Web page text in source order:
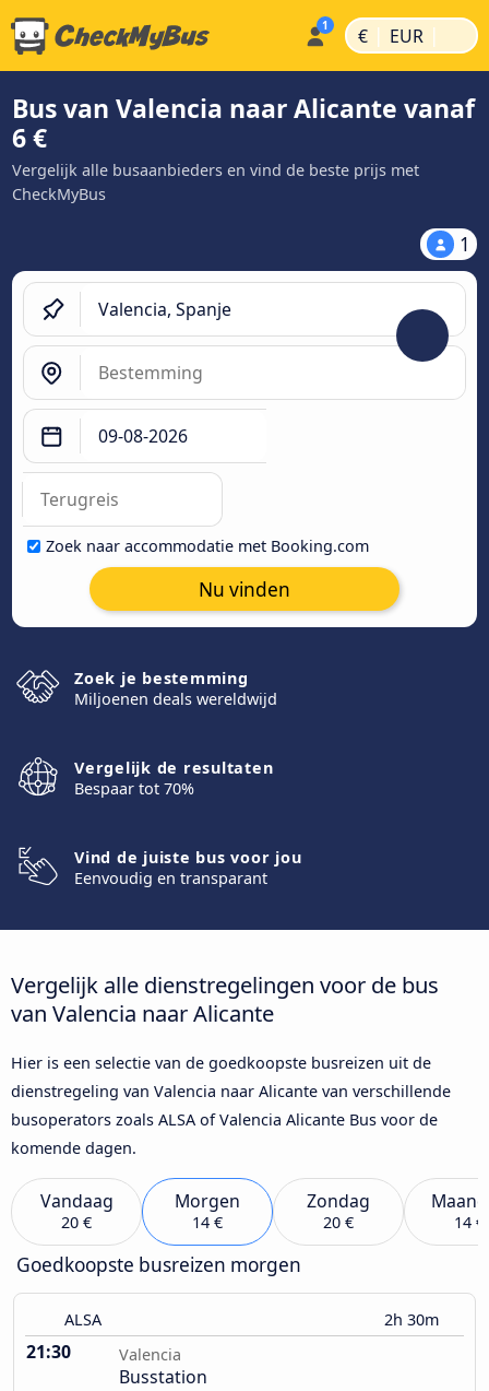
€ | EUR |
Bus van Valencia naar Alicante vanaf
6 €
Vergelijk alle busaanbieders en vind de beste prijs met
CheckMyBus
1
Zoek naar accommodatie met Booking.com
Nu vinden
Zoek je bestemming
Miljoenen deals wereldwijd
Vergelijk de resultaten
Bespaar tot 70%
Vind de juiste bus voor jou
Eenvoudig en transparant
Vergelijk alle dienstregelingen voor de bus
van Valencia naar Alicante
Hier is een selectie van de goedkoopste busreizen uit de
dienstregeling van Valencia naar Alicante van verschillende
busoperators zoals ALSA of Valencia Alicante Bus voor de
komende dagen.
Vandaag
20 €
Morgen
14 €
Zondag
20 € 14 €
Goedkoopste busreizen morgen
ALSA 2h 30m
21:30 Valencia
Busstation